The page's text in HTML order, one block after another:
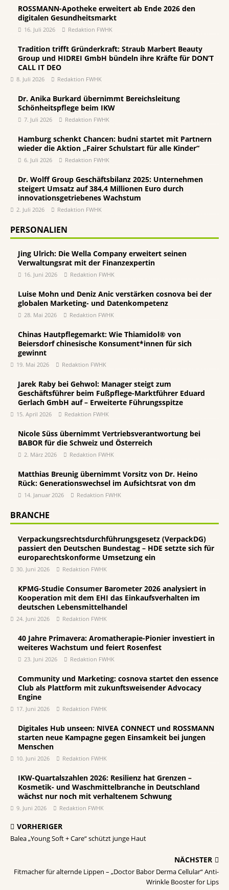
ROSSMANN-Apotheke erweitert ab Ende 2026 den
digitalen Gesundheitsmarkt
16. Juli 2026 Redaktion FWHK
Tradition trifft Gründerkraft: Straub Marbert Beauty
Group und HIDREI GmbH bündeln ihre Kräfte für DON’T
CALL IT DEO
8. Juli 2026 Redaktion FWHK
Dr. Anika Burkard übernimmt Bereichsleitung
Schönheitspflege beim IKW
7. Juli 2026 Redaktion FWHK
Hamburg schenkt Chancen: budni startet mit Partnern
wieder die Aktion „Fairer Schulstart für alle Kinder“
6. Juli 2026 Redaktion FWHK
Dr. Wolff Group Geschäftsbilanz 2025: Unternehmen
steigert Umsatz auf 384,4 Millionen Euro durch
innovationsgetriebenes Wachstum
2. Juli 2026 Redaktion FWHK
PERSONALIEN
Jing Ulrich: Die Wella Company erweitert seinen
Verwaltungsrat mit der Finanzexpertin
16. Juni 2026 Redaktion FWHK
Luise Mohn und Deniz Anic verstärken cosnova bei der
globalen Marketing- und Datenkompetenz
28. Mai 2026 Redaktion FWHK
Chinas Hautpflegemarkt: Wie Thiamidol® von
Beiersdorf chinesische Konsument*innen für sich
gewinnt
19. Mai 2026 Redaktion FWHK
Jarek Raby bei Gehwol: Manager steigt zum
Geschäftsführer beim Fußpflege-Marktführer Eduard
Gerlach GmbH auf – Erweiterte Führungsspitze
15. April 2026 Redaktion FWHK
Nicole Süss übernimmt Vertriebsverantwortung bei
BABOR für die Schweiz und Österreich
2. März 2026 Redaktion FWHK
Matthias Breunig übernimmt Vorsitz von Dr. Heino
Rück: Generationswechsel im Aufsichtsrat von dm
14. Januar 2026 Redaktion FWHK
BRANCHE
Verpackungsrechtsdurchführungsgesetz (VerpackDG)
passiert den Deutschen Bundestag – HDE setzte sich für
europarechtskonforme Umsetzung ein
30. Juni 2026 Redaktion FWHK
KPMG-Studie Consumer Barometer 2026 analysiert in
Kooperation mit dem EHI das Einkaufsverhalten im
deutschen Lebensmittelhandel
24. Juni 2026 Redaktion FWHK
40 Jahre Primavera: Aromatherapie-Pionier investiert in
weiteres Wachstum und feiert Rosenfest
23. Juni 2026 Redaktion FWHK
Community und Marketing: cosnova startet den essence
Club als Plattform mit zukunftsweisender Advocacy
Engine
17. Juni 2026 Redaktion FWHK
Digitales Hub unseen: NIVEA CONNECT und ROSSMANN
starten neue Kampagne gegen Einsamkeit bei jungen
Menschen
10. Juni 2026 Redaktion FWHK
IKW-Quartalszahlen 2026: Resilienz hat Grenzen –
Kosmetik- und Waschmittelbranche in Deutschland
wächst nur noch mit verhaltenem Schwung
9. Juni 2026 Redaktion FWHK
VORHERIGER
Balea „Young Soft + Care“ schützt junge Haut
NÄCHSTER
Fitmacher für alternde Lippen – „Doctor Babor Derma Cellular“ Anti-
Wrinkle Booster for Lips